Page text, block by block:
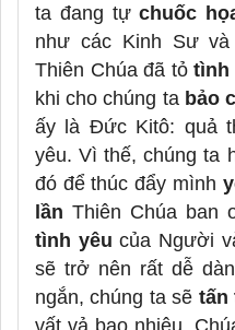
ta đang tựchuốc
như các Kinh Sư và
Thiên Chúa đã tỏtình
khi cho chúng ta bảo
ấy là Đức Kitô: quả
yêu. Vì thế, chúng ta
đó để thúc đẩy mình
lần Thiên Chúa ban
tình yêu của Người
sẽ trở nên rất dễ
ngắn, chúng ta sẽ tấn
vất vả bao nhiêu.